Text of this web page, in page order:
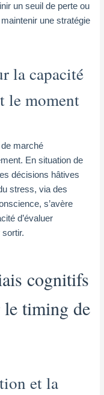
un seuil de perte ou
une stratégie
la capacité
le moment
marché
En situation de
décisions hâtives
stress, via des
s’avère
d’évaluer
cognitifs
timing de
et la